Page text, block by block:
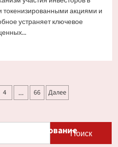
токенизированными акциями и
устраняет ключевое
4 … 66 Далее
кредитование